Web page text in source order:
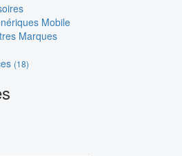
Mobile
Marques
(18)